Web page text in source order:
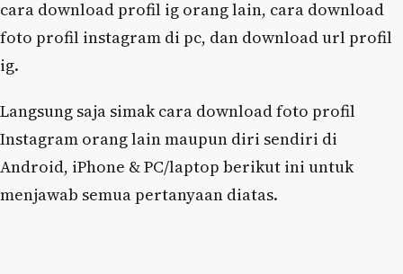
cara download profil ig orang lain, cara download
foto profil instagram di pc, dan download url profil
ig.
Langsung saja simak cara download foto profil
Instagram orang lain maupun diri sendiri di
Android, iPhone & PC/laptop berikut ini untuk
menjawab semua pertanyaan diatas.